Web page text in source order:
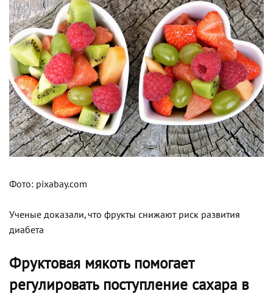
Фото: pixabay.com
Ученые доказали, что фрукты снижают риск развития
диабета
Фруктовая мякоть помогает
регулировать поступление сахара в